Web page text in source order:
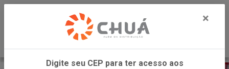
×
Digite seu CEP para ter acesso aos